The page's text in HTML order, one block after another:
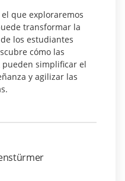
que exploraremos
transformar la
los estudiantes
cómo las
pueden simplificar el
y agilizar las